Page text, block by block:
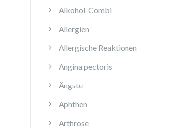
Alkohol-Combi
Allergien
Allergische Reaktionen
Angina pectoris
Ängste
Aphthen
Arthrose